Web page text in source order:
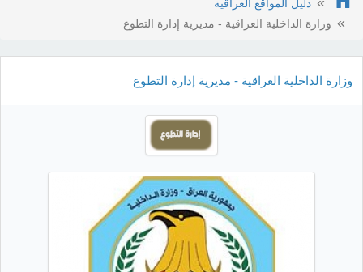
دليل المواقع العراقية
وزارة الداخلية العراقية - مديرية إدارة التطوع
وزارة الداخلية العراقية - مديرية إدارة التطوع